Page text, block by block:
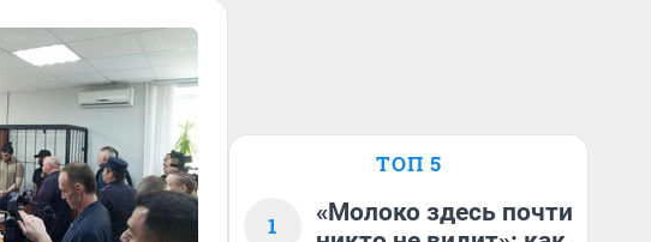
ТОП 5
1
«Молоко здесь почти